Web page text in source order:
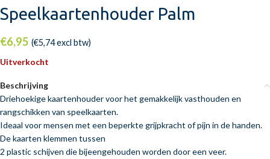
Speelkaartenhouder Palm
€6,95 (€5,74excl btw)
Uitverkocht
Beschrijving
Driehoekige kaartenhouder voor het gemakkelijk vasthouden en
rangschikken van speelkaarten.
Ideaal voor mensen met een beperkte grijpkracht of pijn in de handen.
De kaarten klemmen tussen
2 plastic schijven die bijeengehouden worden door een veer.